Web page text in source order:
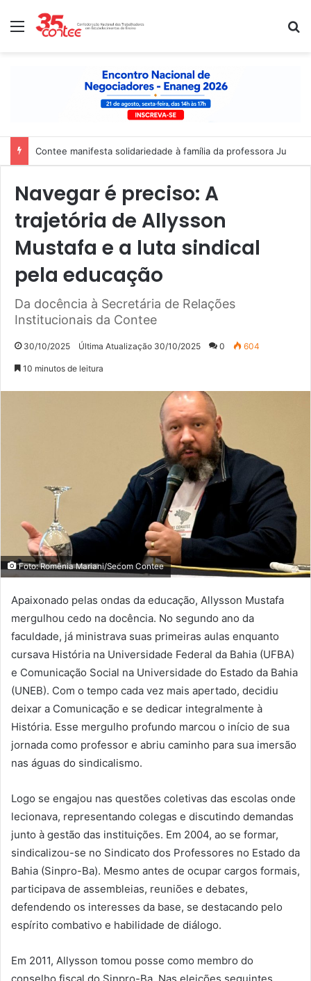
Menu
Contee 35 anos: recado ao Parlamento e agenda prioritária da
Navegar é preciso: A
trajetória de Allysson
Mustafa e a luta sindical
pela educação
Da docência à Secretária de Relações
Institucionais da Contee
30/10/2025 Última Atualização 30/10/2025 0 604
10 minutos de leitura
Foto: Romênia Mariani/Secom Contee
Apaixonado pelas ondas da educação, Allysson Mustafa
mergulhou cedo na docência. No segundo ano da
faculdade, já ministrava suas primeiras aulas enquanto
cursava História na Universidade Federal da Bahia (UFBA)
e Comunicação Social na Universidade do Estado da Bahia
(UNEB). Com o tempo cada vez mais apertado, decidiu
deixar a Comunicação e se dedicar integralmente à
História. Esse mergulho profundo marcou o início de sua
jornada como professor e abriu caminho para sua imersão
nas águas do sindicalismo.
Logo se engajou nas questões coletivas das escolas onde
lecionava, representando colegas e discutindo demandas
junto à gestão das instituições. Em 2004, ao se formar,
sindicalizou-se no Sindicato dos Professores no Estado da
Bahia (Sinpro-Ba). Mesmo antes de ocupar cargos formais,
participava de assembleias, reuniões e debates,
defendendo os interesses da base, se destacando pelo
espírito combativo e habilidade de diálogo.
Em 2011, Allysson tomou posse como membro do